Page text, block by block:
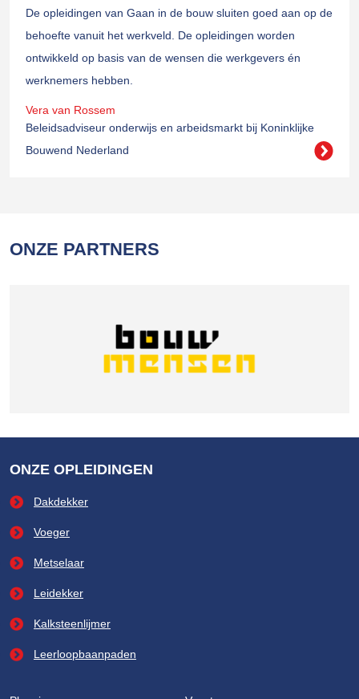
De opleidingen van Gaan in de bouw sluiten goed aan op de
behoefte vanuit het werkveld. De opleidingen worden
ontwikkeld op basis van de wensen die werkgevers én
werknemers hebben.
Vera van Rossem
Beleidsadviseur onderwijs en arbeidsmarkt bij Koninklijke
Bouwend Nederland
ONZE PARTNERS
ONZE OPLEIDINGEN
Dakdekker
Voeger
Metselaar
Leidekker
Kalksteenlijmer
Leerloopbaanpaden